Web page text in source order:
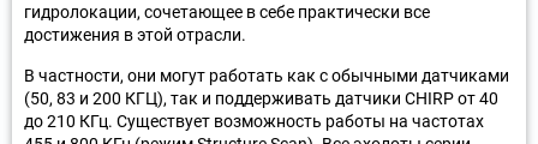
гидролокации, сочетающее в себе практически все
достижения в этой отрасли.
В частности, они могут работать как с обычными датчиками
(50, 83 и 200 КГЦ), так и поддерживать датчики CHIRP от 40
до 210 КГц. Существует возможность работы на частотах